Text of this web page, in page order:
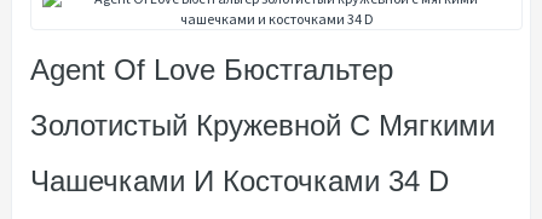
Agent Of Love Бюстгальтер
Золотистый Кружевной С Мягкими
Чашечками И Косточками 34 D